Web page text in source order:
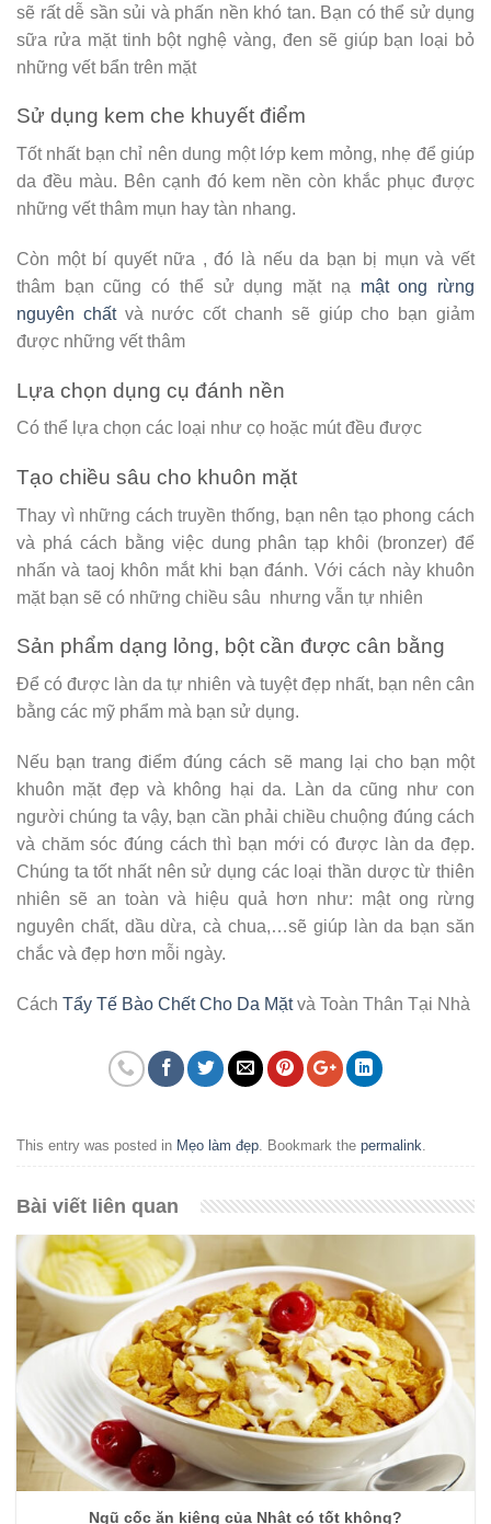
sẽ rất dễ sần sủi và phấn nền khó tan. Bạn có thể sử dụng
sữa rửa mặt tinh bột nghệ vàng, đen sẽ giúp bạn loại bỏ
những vết bẩn trên mặt
Sử dụng kem che khuyết điểm
Tốt nhất bạn chỉ nên dung một lớp kem mỏng, nhẹ để giúp
da đều màu. Bên cạnh đó kem nền còn khắc phục được
những vết thâm mụn hay tàn nhang.
Còn một bí quyết nữa , đó là nếu da bạn bị mụn và vết
thâm bạn cũng có thể sử dụng mặt nạ mật ong rừng
nguyên chấtvà nước cốt chanh sẽ giúp cho bạn giảm
được những vết thâm
Lựa chọn dụng cụ đánh nền
Có thể lựa chọn các loại như cọ hoặc mút đều được
Tạo chiều sâu cho khuôn mặt
Thay vì những cách truyền thống, bạn nên tạo phong cách
và phá cách bằng việc dung phân tạp khôi (bronzer) để
nhấn và taoj khôn mắt khi bạn đánh. Với cách này khuôn
mặt bạn sẽ có những chiều sâu nhưng vẫn tự nhiên
Sản phẩm dạng lỏng, bột cần được cân bằng
Để có được làn da tự nhiên và tuyệt đẹp nhất, bạn nên cân
bằng các mỹ phẩm mà bạn sử dụng.
Nếu bạn trang điểm đúng cách sẽ mang lại cho bạn một
khuôn mặt đẹp và không hại da. Làn da cũng như con
người chúng ta vậy, bạn cần phải chiều chuộng đúng cách
và chăm sóc đúng cách thì bạn mới có được làn da đẹp.
Chúng ta tốt nhất nên sử dụng các loại thần dược từ thiên
nhiên sẽ an toàn và hiệu quả hơn như: mật ong rừng
nguyên chất, dầu dừa, cà chua,…sẽ giúp làn da bạn săn
chắc và đẹp hơn mỗi ngày.
Cách Tẩy Tế Bào Chết Cho Da Mặtvà Toàn Thân Tại Nhà
This entry was posted in Mẹo làm đẹp . Bookmark the permalink
Bài viết liên quan
Ngũ cốc ăn kiêng của Nhật có tốt không?